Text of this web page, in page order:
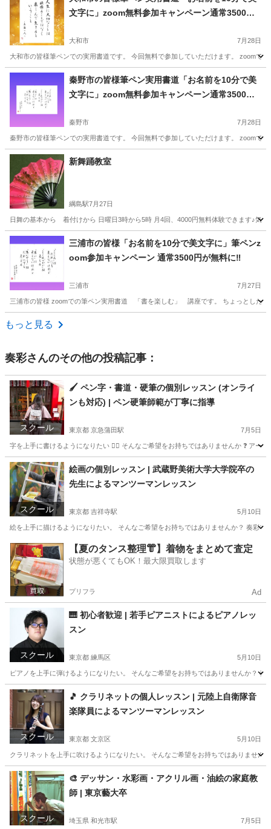
文字に」zoom無料参加キャンペーン通常3500円
大和市 7月28日
大和市の皆様筆ペンでの実用書道です。 今回無料で参加していただけます。 zoom
神奈川 大和市 書道 文字
秦野市の皆様筆ペン実用書道「お名前を10分で美
文字に」zoom無料参加キャンペーン通常3500円
秦野市 7月28日
秦野市の皆様筆ペンでの実用書道です。 今回無料で参加していただけます。 zoom
神奈川 秦野市 書道
新舞踊教室
綱島駅7月27日
日舞の基本から 着付けから 日曜日3時から5時 月4回、4000円無料体験できます♪気
神奈川 横浜市 綱島駅 日本舞踊
三浦市の皆様「お名前を10分で美文字に」筆ペンz
oom参加キャンペーン 通常3500円が無料に‼️
三浦市 7月27日
三浦市の皆様 zoomでの筆ペン実用書道 「書を楽しむ」 講座です。 ちょっとした
神奈川 三浦市
もっと見る
奏彩さんのその他の投稿記事：
スクール
🖌️ ペン字・書道・硬筆の個別レッスン (オンライ
ンも対応) | ペン硬筆師範が丁寧に指導
東京都 京急蒲田駅 7月5日
字を上手に書けるようになりたい ✍🏻 そんなご希望をお持ちではありませんか ❓ ア
東京 大田区 京急蒲田駅 硬筆
スクール
絵画の個別レッスン | 武蔵野美術大学大学院卒の
先生によるマンツーマンレッスン
東京都 吉祥寺駅 5月10日
絵を上手に描けるようになりたい。 そんなご希望をお持ちではありませんか？ 奏彩
東京 武蔵野市 吉祥寺駅 絵画 先生
【夏のタンス整理👘】着物をまとめて査定
状態が悪くてもOK！最大限買取します
プリフラ Ad
スクール
🎹 初心者歓迎 | 若手ピアニストによるピアノレッ
スン
東京都 練馬区 5月10日
ピアノを上手に弾けるようになりたい。 そんなご希望をお持ちではありませんか？
東京 練馬区 ピアノ レッスン
スクール
🎵 クラリネットの個人レッスン | 元陸上自衛隊音
楽隊員によるマンツーマンレッスン
東京都 文京区 5月10日
クラリネットを上手に吹けるようになりたい。 そんなご希望をお持ちではありませ
東京 文京区 その他 クラリネット
スクール
🎨 デッサン・水彩画・アクリル画・油絵の家庭教
師 | 東京藝大卒
埼玉県 和光市駅 7月5日